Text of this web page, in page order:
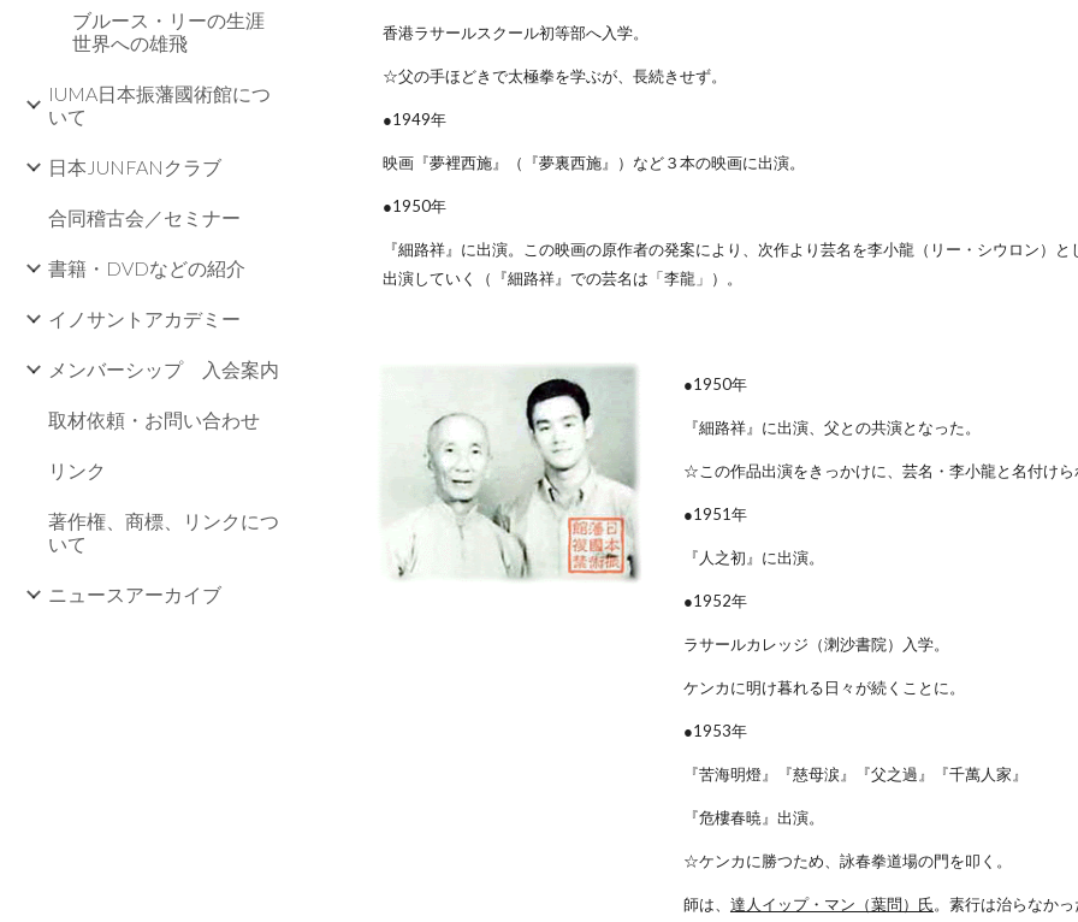
ブルース・リーの生涯
世界への雄飛
IUMA日本振藩國術館につ
いて
日本JUNFANクラブ
合同稽古会／セミナー
書籍・DVDなどの紹介
イノサントアカデミー
メンバーシップ 入会案内
取材依頼・お問い合わせ
リンク
著作権、商標、リンクにつ
いて
ニュースアーカイブ
香港ラサールスクール初等部へ入学。
☆父の手ほどきで太極拳を学ぶが、長続きせず。
●1949年
映画『夢裡西施』（『夢裏西施』）など３本の映画に出演。
●1950年
『細路祥』に出演。この映画の原作者の発案により、次作より芸名を李小龍（リー・シウロン）
出演していく（『細路祥』での芸名は「李龍」）。
●1950年
『細路祥』に出演、父との共演となった。
☆この作品出演をきっかけに、芸名・李小龍と名付けら
●1951年
『人之初』に出演。
●1952年
ラサールカレッジ（溂沙書院）入学。
ケンカに明け暮れる日々が続くことに。
●1953年
『苦海明燈』『慈母涙』『父之過』『千萬人家』
『危樓春暁』出演。
☆ケンカに勝つため、詠春拳道場の門を叩く。
師は、 達人イップ・マン（葉問）氏。素行は治らなか